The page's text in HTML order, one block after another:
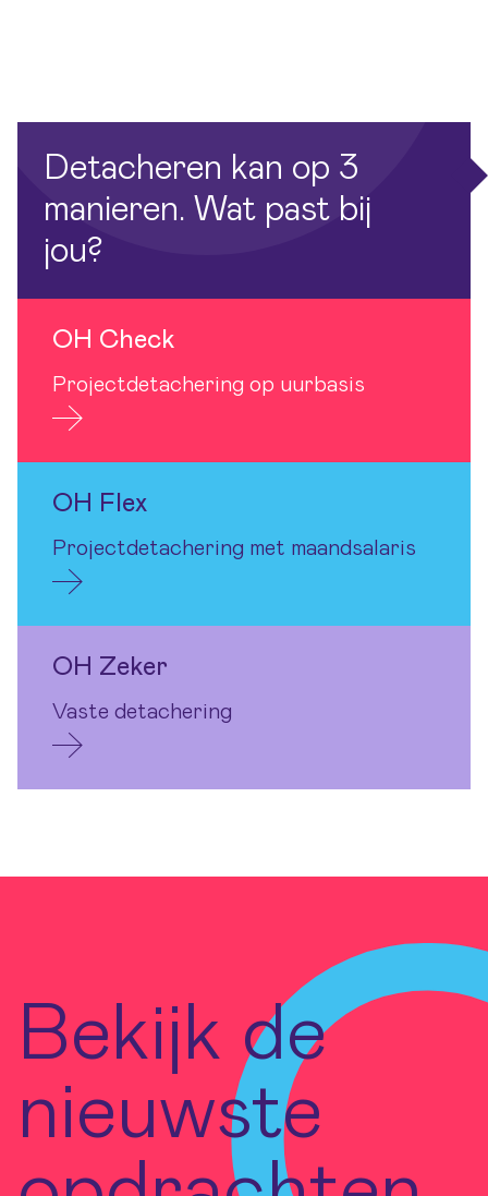
Detacheren kan op 3
manieren. Wat past bij
jou?
OH Check
Projectdetachering op uurbasis
OH Flex
Projectdetachering met maandsalaris
OH Zeker
Vaste detachering
Bekijk de
nieuwste